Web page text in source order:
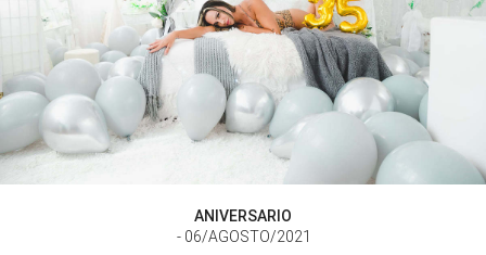
ANIVERSARIO
06/AGOSTO/2021